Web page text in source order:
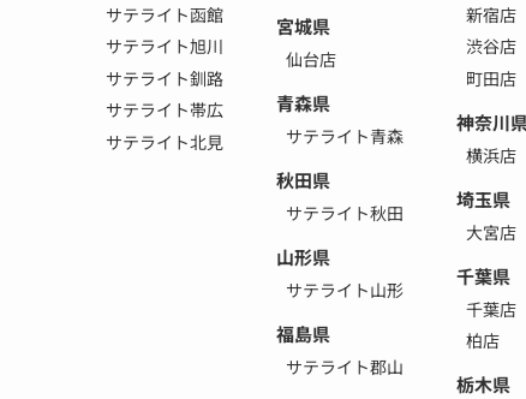
サテライト函館
サテライト旭川
サテライト釧路
サテライト帯広
サテライト北見
宮城県
仙台店
青森県
サテライト青森
秋田県
サテライト秋田
山形県
サテライト山形
福島県
サテライト郡山
新宿店
渋谷店
町田店
神奈川
横浜店
埼玉県
大宮店
千葉県
千葉店
柏店
栃木県